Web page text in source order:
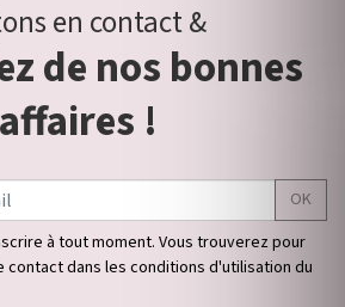
en contact &
de nos bonnes
affaires !
OK
à tout moment. Vous trouverez pour
contact dans les conditions d'utilisation du